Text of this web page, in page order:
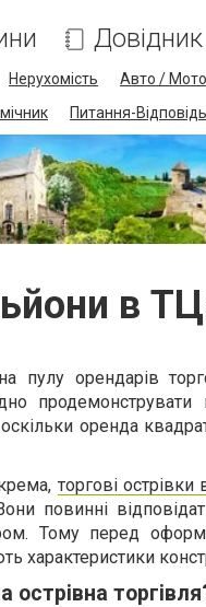
Довідник
Нерухомість Авто / Мото
Питання-Відповідь
в
пулу орендарів
оренда
торгові
повинні
Тому перед
характеристики
острівна